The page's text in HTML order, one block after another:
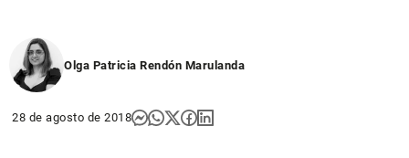
Olga Patricia Rendón Marulanda
28 de agosto de 2018